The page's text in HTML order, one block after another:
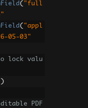
( "full
( "appl
05-03"
lock valu
PDF